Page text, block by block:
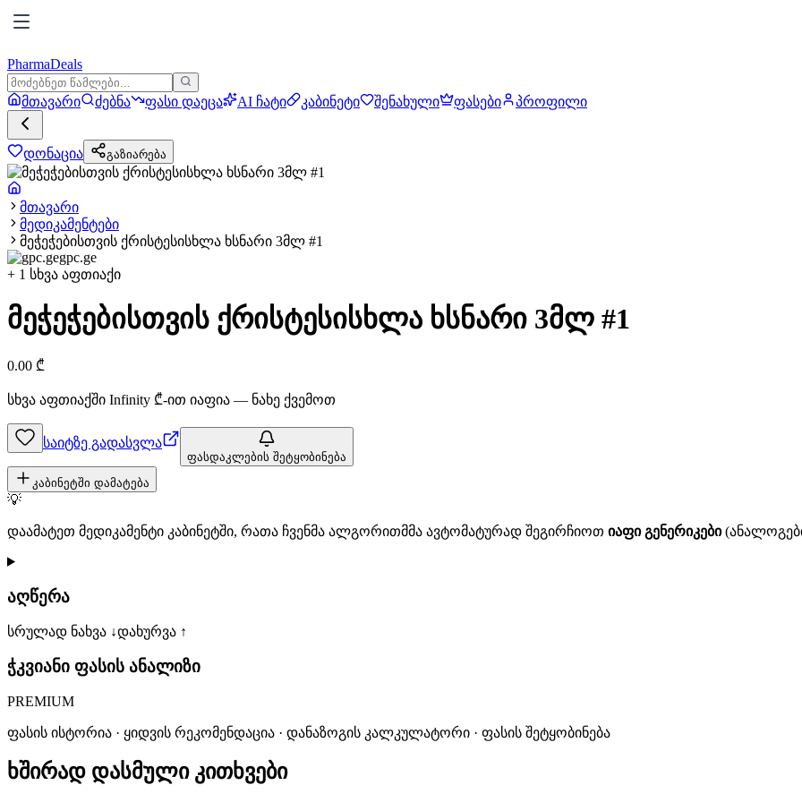
PharmaDeals
მთავარი ძებნა ფასი დაეცა AI ჩატი კაბინეტი შენახული ფასები პროფილი
დონაცია გაზიარება
მთავარი
მედიკამენტები
მეჭეჭებისთვის ქრისტესისხლა ხსნარი 3მლ #1
gpc.ge
+ 1 სხვა აფთიაქი
მეჭეჭებისთვის ქრისტესისხლა ხსნარი 3მლ #1
0.00 ₾
სხვა აფთიაქში Infinity ₾-ით იაფია — ნახე ქვემოთ
საიტზე გადასვლა
ფასდაკლების შეტყობინება
კაბინეტში დამატება
💡
დაამატეთ მედიკამენტი კაბინეტში, რათა ჩვენმა ალგორითმმა ავტომატურად შეგირჩიოთ იაფი გენერიკები
აღწერა
სრულად ნახვა ↓დახურვა ↑
ჭკვიანი ფასის ანალიზი
PREMIUM
ფასის ისტორია · ყიდვის რეკომენდაცია · დანაზოგის კალკულატორი · ფასის შეტყობინება
ხშირად დასმული კითხვები